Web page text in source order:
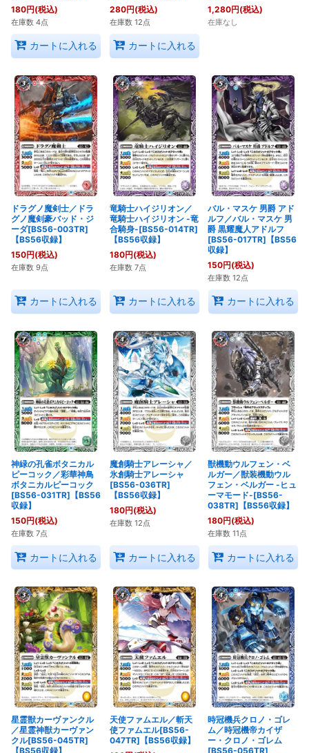
180円(税込)
在庫数 4点
カートに入れる
280円(税込)
在庫数 12点
カートに入れる
1,280円(税込)
在庫なし
ドラグノ魔剣士／ドラ
グノ魔剣豪バッド・ジ
ーダ[BS56-003TR]
【BS56収録】
150円(税込)
在庫数 9点
カートに入れる
竜騎士ハイジリオン／
竜騎士ハイジリオン -竜
合騎身-[BS56-014TR]
【BS56収録】
180円(税込)
在庫数 7点
カートに入れる
バル・マスケ 男爵 アド
ルフ／バル・マスケ 男
爵 黒耀魔人アドルフ
[BS56-017TR]【BS56
収録】
150円(税込)
在庫数 12点
カートに入れる
神緑の孔雀ボタニカル
ピーコック／彩華神鳥
ボタニカルピーコック
[BS56-031TR]【BS56
収録】
150円(税込)
在庫数 7点
カートに入れる
魔創騎士アレーシャ／
氷創騎士アレーシャ
[BS56-036TR]
【BS56収録】
180円(税込)
在庫数 12点
カートに入れる
獣機動ウルフェン・ベ
ルガー／獣装機動ウル
フェン・ベルガー -ヒュ
ーマモード-[BS56-
038TR]【BS56収録】
180円(税込)
在庫数 11点
カートに入れる
星霊獣カーヴァンクル
／星霊神獣カーヴァン
クル[BS56-045TR]
【BS56収録】
天使ファムエル／斬天
使ファムエル[BS56-
047TR]【BS56収録】
時冠機兵クロノ・ゴレ
ム／時冠機帝カイザ
ー・クロノ・ゴレム
[BS56-056TR]